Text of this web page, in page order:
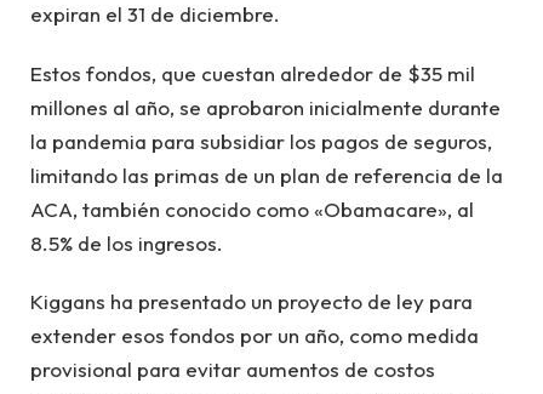
expiran el 31 de diciembre.
Estos fondos, que cuestan alrededor de $35 mil
millones al año, se aprobaron inicialmente durante
la pandemia para subsidiar los pagos de seguros,
limitando las primas de un plan de referencia de la
ACA, también conocido como «Obamacare», al
8.5% de los ingresos.
Kiggans ha presentado un proyecto de ley para
extender esos fondos por un año, como medida
provisional para evitar aumentos de costos